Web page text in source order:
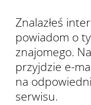
Znalazłeś
powiadom o
znajomego.
przyjdzie e-
na
serwisu.